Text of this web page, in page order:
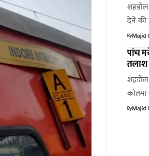
देने की
ByMajid
पांच
तलाश
ByMajid